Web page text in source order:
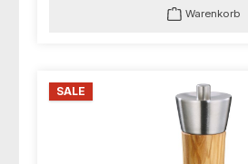
Warenkorb
SALE